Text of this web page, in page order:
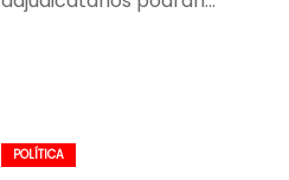
POLÍTICA